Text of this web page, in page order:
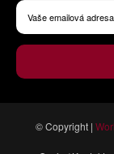
© Copyright |